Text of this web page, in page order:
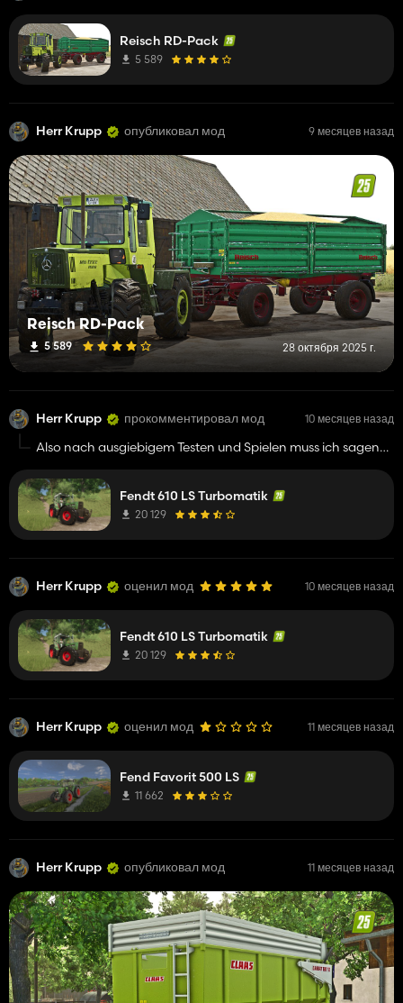
Reisch RD-Pack
5 589
Herr Krupp опубликовал мод 9 месяцев назад
Reisch RD-Pack
5 589 28 октября 2025 г.
Herr Krupp прокомментировал мод 10 месяцев назад
Also nach ausgiebigem Testen und Spielen muss ich sagen
Brennsuppe dahergeschwommen ist kann man sich die
Kiste noch richtig Geil modifizieren. Top Qualität der Mod.
Habe den Mittlerweile gegen unseren aus dem Modhub
eingetauscht. Ich hoffe der Turbomatik E kommt auch noch
Fendt 610 LS Turbomatik
20 129
Herr Krupp оценил мод 10 месяцев назад
Fendt 610 LS Turbomatik
20 129
Herr Krupp оценил мод 11 месяцев назад
Fend Favorit 500 LS
11 662
Herr Krupp опубликовал мод 11 месяцев назад